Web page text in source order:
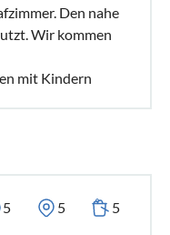
Den nahe
Wir kommen
mit Kindern
5 5 5